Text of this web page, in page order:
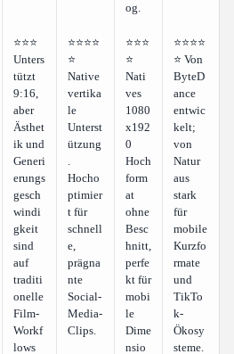
og.
⭐⭐⭐
Unters
tützt
9:16,
aber
Ästhet
ik und
Generi
erungs
gesch
windi
gkeit
sind
auf
traditi
onelle
Film-
Workf
lows
⭐⭐⭐⭐
⭐
Native
vertika
le
Unterst
ützung
.
Hocho
ptimier
t für
schnell
e,
prägna
nte
Social-
Media-
Clips.
⭐⭐⭐
⭐
Nati
ves
1080
x192
0
Hoch
form
at
ohne
Besc
hnitt,
perfe
kt für
mobi
le
Dime
nsio
⭐⭐⭐⭐
⭐ Von
ByteD
ance
entwic
kelt;
von
Natur
aus
stark
für
mobile
Kurzfo
rmate
und
TikTo
k-
Ökosy
steme.